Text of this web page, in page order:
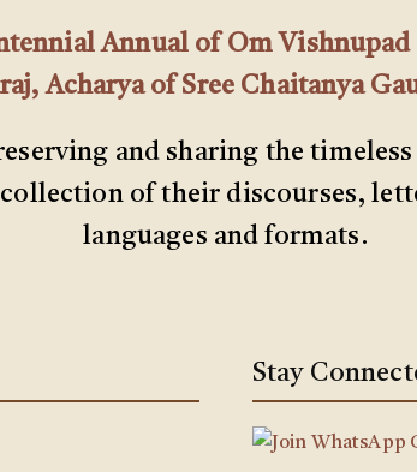
Annual of Om
Acharya of Sree Chaitanya
and sharing the
of their discourses,
languages and formats.
Stay